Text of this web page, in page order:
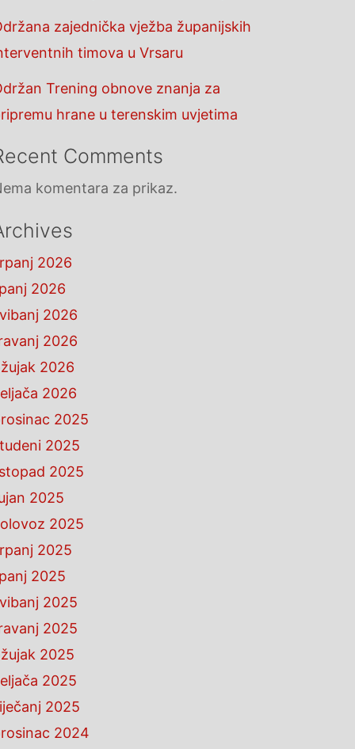
zajednička vježba županijskih
timova u Vrsaru
Trening obnove znanja za
hrane u terenskim uvjetima
Comments
komentara za prikaz.
2026
2026
2026
2026
2026
2026
2025
2025
2025
2025
2025
2025
2025
2025
2025
2025
2025
2025
2024